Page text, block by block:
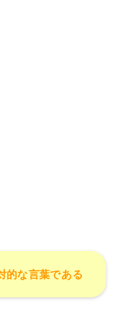
的な言葉である